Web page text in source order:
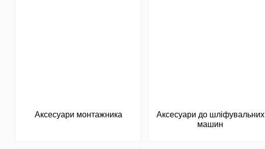
Аксесуари монтажника
Аксесуари до шліфувальних
машин